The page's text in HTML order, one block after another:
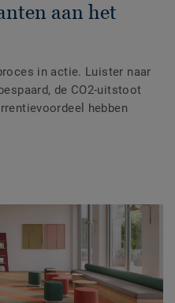
aan het
in actie. Luister naar
de CO2-uitstoot
hebben